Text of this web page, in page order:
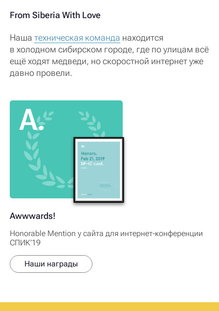
From Siberia With Love
Наша техническая команда находится
в холодном сибирском городе, где по улицам всё
ещё ходят медведи, но скоростной интернет уже
давно провели.
A.
Awwwards!
Honorable Mention у сайта для интернет-конференции
СПИК’19
Наши награды